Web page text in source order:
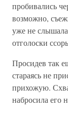
пробивались
возможно,
уже не
отголоски
Просидев так
стараясь не
прихожую.
набросила его